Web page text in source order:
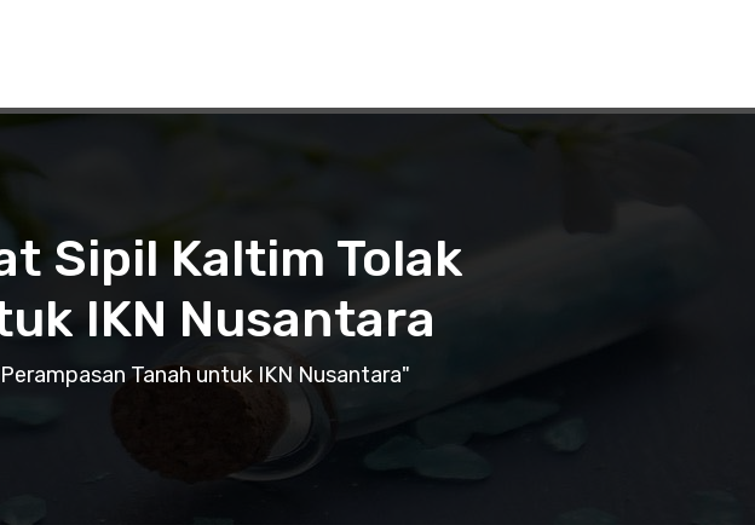
Sipil Kaltim Tolak
IKN Nusantara
Tanah untuk IKN Nusantara"